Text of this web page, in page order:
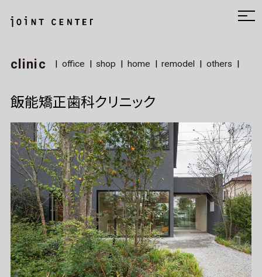
clinic office shop home remodel others
飯能矯正歯科クリニック